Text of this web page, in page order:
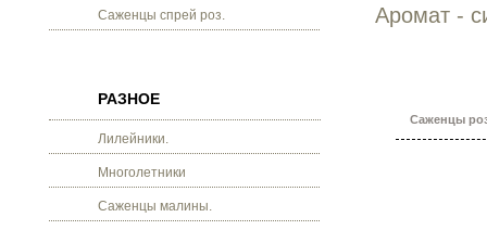
Саженцы спрей роз.
РАЗНОЕ
Лилейники.
Многолетники
Саженцы малины.
Аромат -
Саженцы